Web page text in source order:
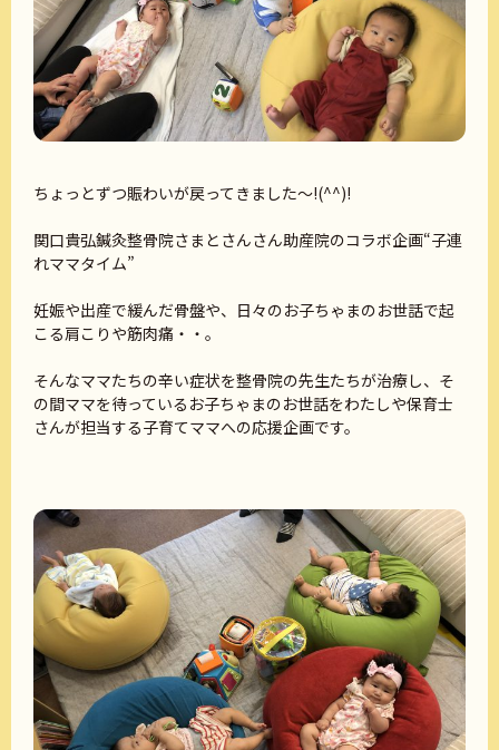
ちょっとずつ賑わいが戻ってきました～!(^^)!
関口貴弘鍼灸整骨院さまとさんさん助産院のコラボ企画“子連
れママタイム”
妊娠や出産で緩んだ骨盤や、日々のお子ちゃまのお世話で起
こる肩こりや筋肉痛・・。
そんなママたちの辛い症状を整骨院の先生たちが治療し、そ
の間ママを待っているお子ちゃまのお世話をわたしや保育士
さんが担当する子育てママへの応援企画です。